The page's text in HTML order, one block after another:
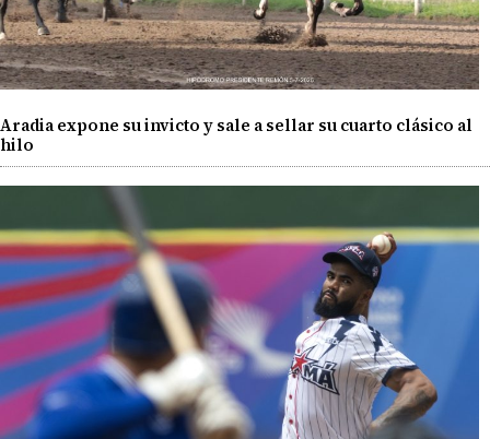
Aradia expone su invicto y sale a sellar su cuarto clásico al
hilo